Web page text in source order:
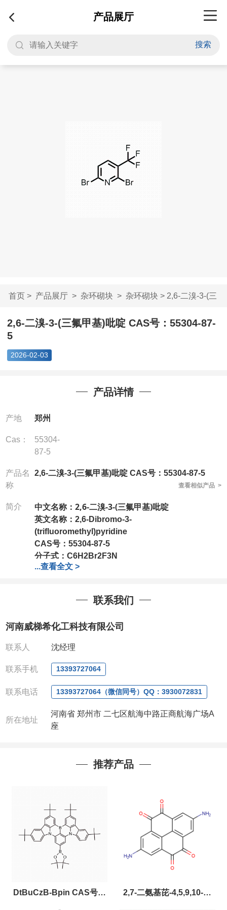
产品展厅
搜索
首页> 产品展厅> 杂环砌块> 杂环砌块> 2,6-二溴-3-(三
氟甲基)吡啶 CA...
2,6-二溴-3-(三氟甲基)吡啶 CAS号：55304-87-
5
2026-02-03
产品详情
产地 郑州
Cas：
55304-
87-5
产品名
称
2,6-二溴-3-(三氟甲基)吡啶 CAS号：55304-87-5
查看相似产品 >
简介 中文名称： 2,6-二溴-3-(三氟甲基)吡啶
英文名称： 2,6-Dibromo-3-
(trifluoromethyl)pyridine
CAS号： 55304-87-5
分子式： C6H2Br2F3N
分子量：304.89
我司对高校及科研单位先发货和
全额退款,并承担所有运费。
:0371-63377391/13393727064
QQ:3930072831
微信 :13393727064
联系人: 沈晓东(欢迎致电
...查看全文 >
联系我们
河南威梯希化工科技有限公司
联系人 沈经理
联系手机 13393727064
联系电话 13393727064（微信同号）QQ：3930072831
所在地址
河南省 郑州市 二七区航海中路正商航海广场A
座
推荐产品
DtBuCzB-Bpin CAS号： 2,7-二氨基芘-4,5,9,10-四